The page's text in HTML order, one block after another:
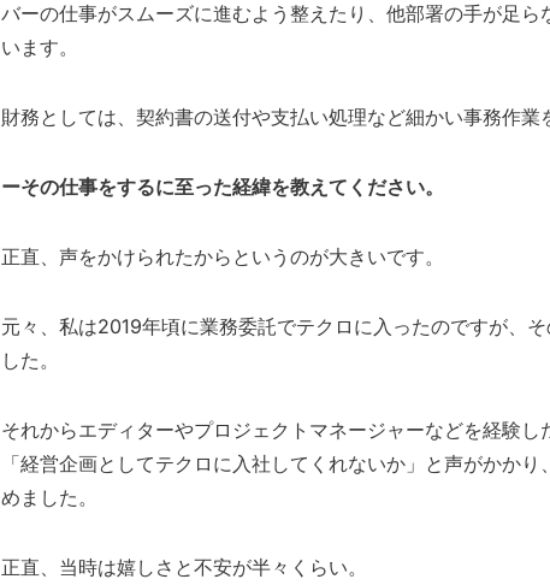
バーの仕事がスムーズに進むよう整えたり、他部署の手が足ら
います。
財務としては、契約書の送付や支払い処理など細かい事務作業
ーその仕事をするに至った経緯を教えてください。
正直、声をかけられたからというのが大きいです。
元々、私は2019年頃に業務委託でテクロに入ったのですが、
した。
それからエディターやプロジェクトマネージャーなどを経験し
「経営企画としてテクロに入社してくれないか」と声がかか
めました。
正直、当時は嬉しさと不安が半々くらい。